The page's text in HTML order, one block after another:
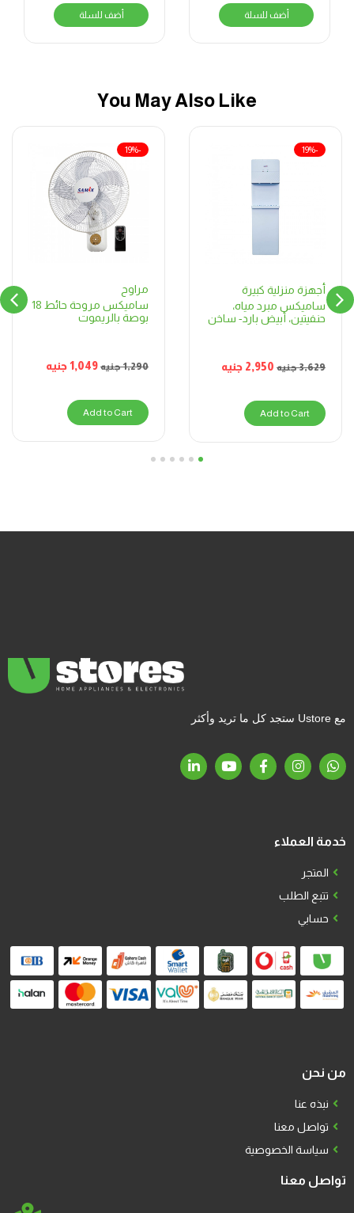
أضف للسلة أضف للسلة
You May Also Like
أجهزة منزلية كبيرة
ساميكس مبرد مياه،
حنفيتين، أبيض بارد- ساخن
3,629جنيه 2,950 جنيه
-19%
Add to Cart
مراوح
ساميكس مروحة حائط 18
بوصة بالريموت
1,290جنيه 1,049جنيه
-19%
Add to Cart
1
2
مع Ustore ستجد كل ما تريد وأكثر
خدمة العملاء
المتجر
تتبع الطلب
حسابي
من نحن
نبذه عنا
تواصل معنا
سياسة الخصوصية
تواصل معنا